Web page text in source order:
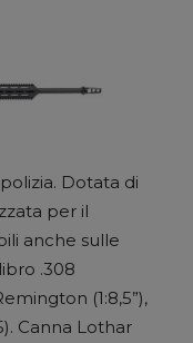
Dotata di
per il
anche sulle
.308
(1:8,5”),
Canna Lothar